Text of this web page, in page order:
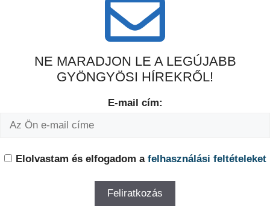
NE MARADJON LE A LEGÚJABB
GYÖNGYÖSI HÍREKRŐL!
E-mail cím:
Elolvastam és elfogadom a felhasználási feltételeket